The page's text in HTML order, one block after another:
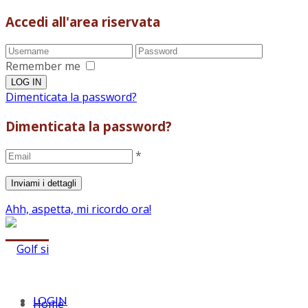
Accedi all'area riservata
Remember me
Dimenticata la password?
Dimenticata la password?
*
Ahh, aspetta, mi ricordo ora!
LOGIN
Home